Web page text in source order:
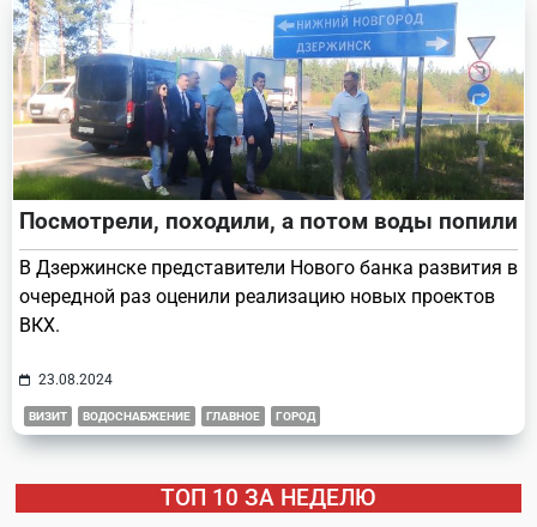
Посмотрели, походили, а потом воды попили
В Дзержинске представители Нового банка развития в
очередной раз оценили реализацию новых проектов
ВКХ.
23.08.2024
ВИЗИТ ВОДОСНАБЖЕНИЕ ГЛАВНОЕ ГОРОД
ТОП 10 ЗА НЕДЕЛЮ